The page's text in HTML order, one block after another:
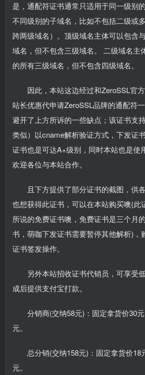
是，通配符证书通常只适用于同一级别
不同级别的子域名，比如不包括二级或
跨两级域名）。顶级域名主体可以包含
域名，但不包含三级域名。 二级域名主
的所有三级域名，但不包含四级域名。
因此，本站这边经过和ZeroSSL官
站长优惠代申请ZeroSSL品牌的通配符
避开了上方所诉的一些缺点；该证书支
类似）以cname解析验证方式，下发证
证书也是可达A+级别，同时本站也是使
欢迎各位与本站合作。
且下方提供了部分证书的截图，供
也想获得此证书，可以在本站购买噢(此
所说的免费证书噢，免费证书是三个月
书，萌咖下发证书需要暂停其他解析)，
证书签发操作。
另外本站招收证书代销员，可享受
成后提供支付宝打款。
分销商(交纳58元)：固定拿货价30
元。
总分销(交纳158元)：固定拿货价18
元。